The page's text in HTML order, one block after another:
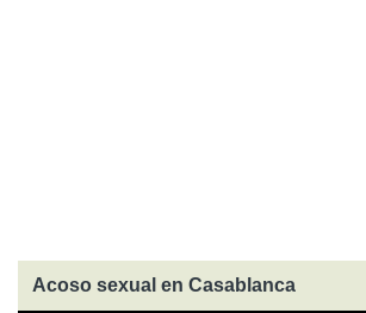
Acoso sexual en Casablanca